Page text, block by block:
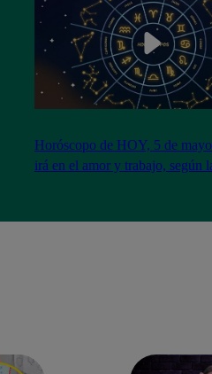
Horóscopo de HOY, 5 de
irá en el amor y trabajo, según